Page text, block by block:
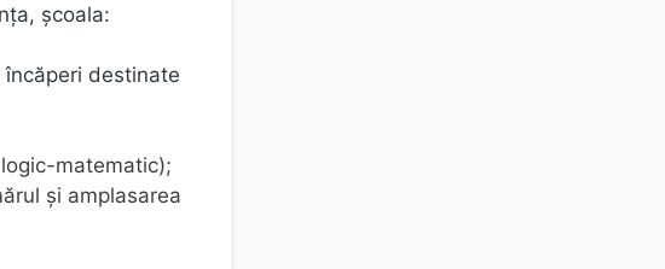
școala:
destinate
matematic);
şi amplasarea